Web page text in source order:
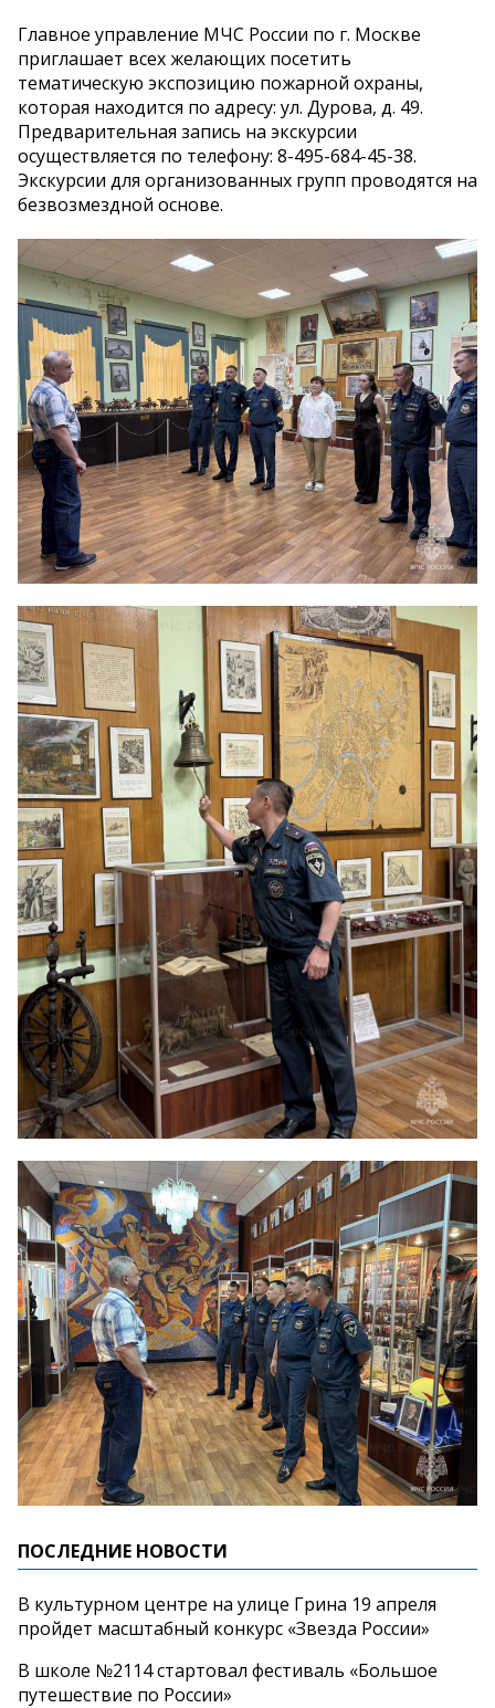
Главное управление МЧС России по г. Москве
приглашает всех желающих посетить
тематическую экспозицию пожарной охраны,
которая находится по адресу: ул. Дурова, д. 49.
Предварительная запись на экскурсии
осуществляется по телефону: 8-495-684-45-38.
Экскурсии для организованных групп проводятся на
безвозмездной основе.
ПОСЛЕДНИЕ НОВОСТИ
В культурном центре на улице Грина 19 апреля
пройдет масштабный конкурс «Звезда России»
В школе №2114 стартовал фестиваль «Большое
путешествие по России»